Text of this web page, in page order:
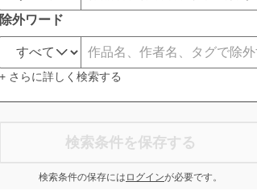
除外ワード
+ さらに詳しく検索する
検索条件を保存する
検索条件の保存には ログインが必要です。